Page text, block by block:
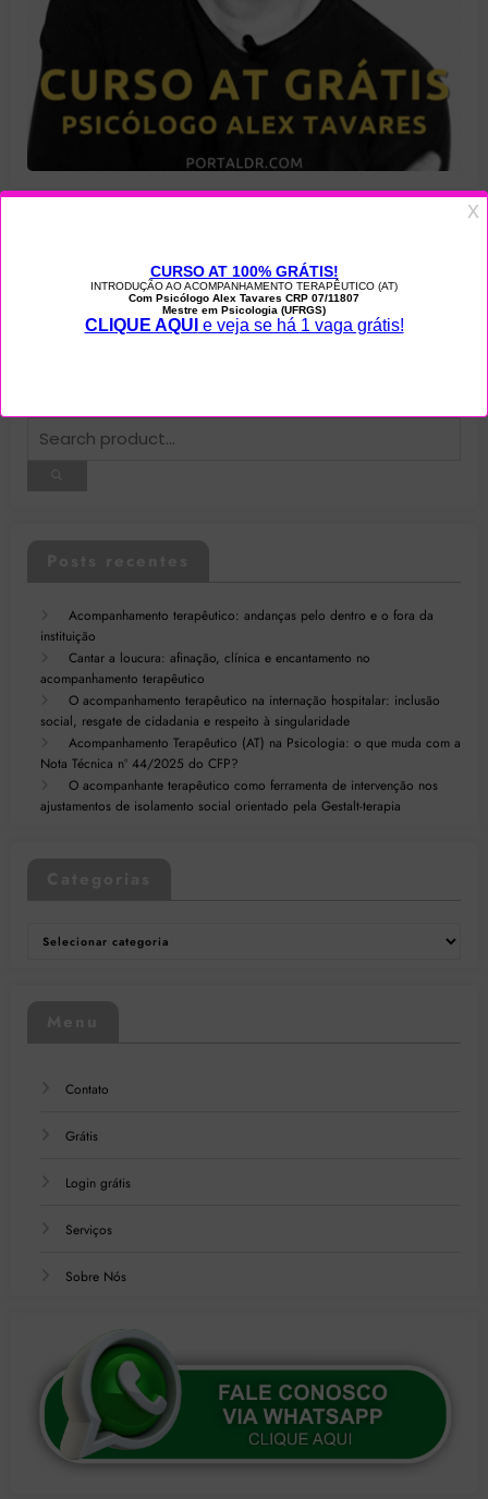
Acompanhamento terapêutico: andanças pelo dentro e o fora da
instituição
Cantar a loucura: afinação, clínica e encantamento no
acompanhamento terapêutico
O acompanhamento terapêutico na internação hospitalar: inclusão
social, resgate de cidadania e respeito à singularidade
Acompanhamento Terapêutico (AT) na Psicologia: o que muda com a
Nota Técnica nº 44/2025 do CFP?
O acompanhante terapêutico como ferramenta de intervenção nos
ajustamentos de isolamento social orientado pela Gestalt-terapia
Contato
Grátis
Login grátis
Serviços
Sobre Nós